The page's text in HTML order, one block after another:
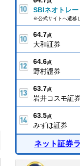
SBIネオトレ
※公式サイトへ遷移
64.7点
大和証券
64.6点
野村證券
63.7点
岩井コスモ証券
63.5点
みずほ証券
ネット証券